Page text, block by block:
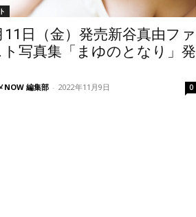
11日（金）発売新谷真由ファ
ト写真集「まゆのとなり」発
NOW 編集部 - 2022年11月9日 0